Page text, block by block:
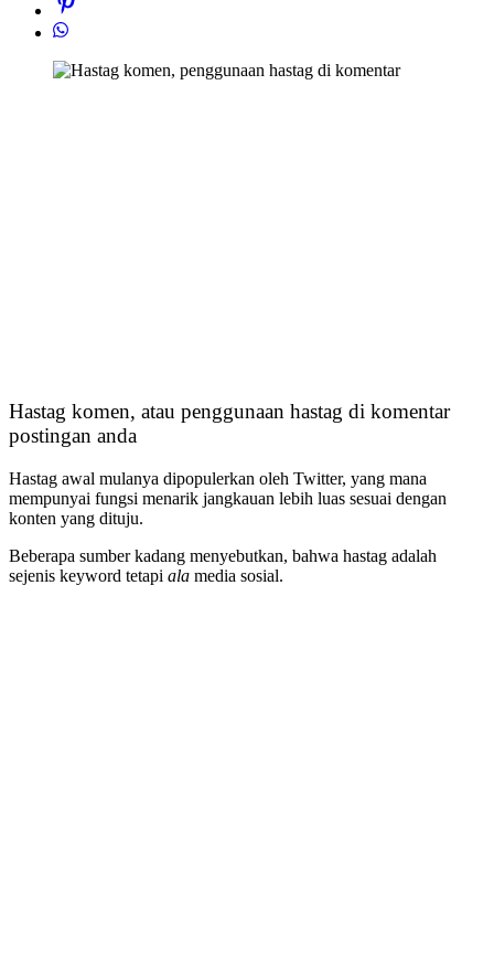
Hastag komen, atau penggunaan hastag di komentar
postingan anda
Hastag awal mulanya dipopulerkan oleh Twitter, yang mana
mempunyai fungsi menarik jangkauan lebih luas sesuai dengan
konten yang dituju.
Beberapa sumber kadang menyebutkan, bahwa hastag adalah
sejenis keyword tetapi ala media sosial.